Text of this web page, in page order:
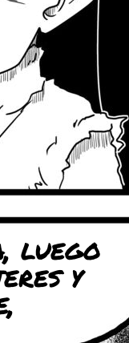
luego
y